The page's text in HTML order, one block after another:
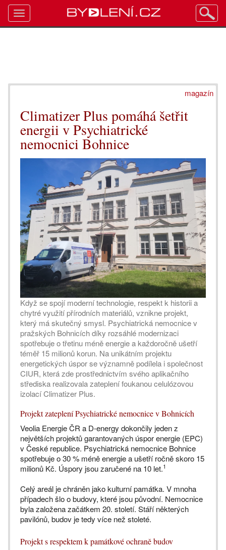
magazín
Climatizer Plus pomáhá šetřit
energii v Psychiatrické
nemocnici Bohnice
Když se spojí moderní technologie, respekt k historii a
chytré využití přírodních materiálů, vznikne projekt,
který má skutečný smysl. Psychiatrická nemocnice v
pražských Bohnicích díky rozsáhlé modernizaci
spotřebuje o třetinu méně energie a každoročně ušetří
téměř 15 milionů korun. Na unikátním projektu
energetických úspor se významně podílela i společnost
CIUR, která zde prostřednictvím svého aplikačního
střediska realizovala zateplení foukanou celulózovou
izolací Climatizer Plus.
Projekt zateplení Psychiatrické nemocnice v Bohnicích
Veolia Energie ČR a D-energy dokončily jeden z
největších projektů garantovaných úspor energie (EPC)
v České republice. Psychiatrická nemocnice Bohnice
spotřebuje o 30 % méně energie a ušetří ročně skoro 15
milionů Kč. Úspory jsou zaručené na 10 let.1
Celý areál je chráněn jako kulturní památka. V mnoha
případech šlo o budovy, které jsou původní. Nemocnice
byla založena začátkem 20. století. Stáří některých
pavilónů, budov je tedy více než stoleté.
Projekt s respektem k památkové ochraně budov
Toggle
navigation